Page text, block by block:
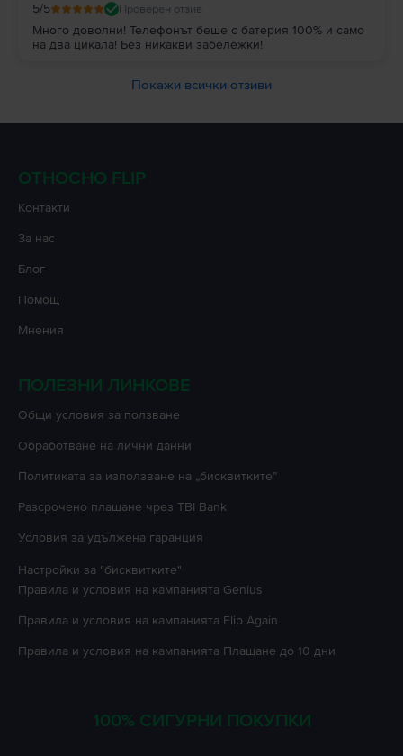
5/5 Проверен отзив
Много доволни! Телефонът беше с батерия 100% и само
на два цикала! Без никакви забележки!
Покажи всички отзиви
ОТНОСНО FLIP
Контакти
За нас
Блог
Помощ
Мнения
ПОЛЕЗНИ ЛИНКОВЕ
Oбщи условия за ползване
Oбработване на лични данни
Политиката за използване на „бисквитките”
Разсрочено плащане чрез TBI Bank
Условия за удължена гаранция
Настройки за "бисквитките"
Правила и условия на кампанията Genius
Правила и условия на кампанията Flip Again
Правила и условия на кампанията Плащане до 10 дни
100% СИГУРНИ ПОКУПКИ